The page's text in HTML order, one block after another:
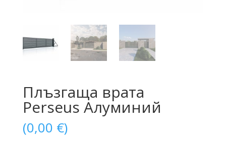
Плъзгаща врата
Perseus Алуминий
(0,00 €)